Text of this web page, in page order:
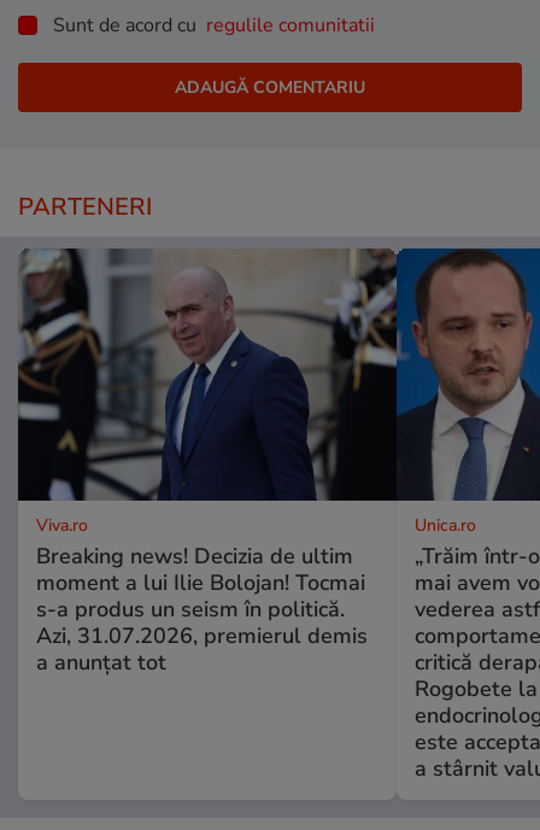
Sunt de acord cu regulile comunitatii
PARTENERI
Viva.ro
Breaking news! Decizia de ultim
moment a lui Ilie Bolojan! Tocmai
s-a produs un seism în politică.
Azi, 31.07.2026, premierul demis
a anunțat tot
Unica.ro
„Trăim într-
mai avem
vederea
critică
Rogobete
este
a stârnit